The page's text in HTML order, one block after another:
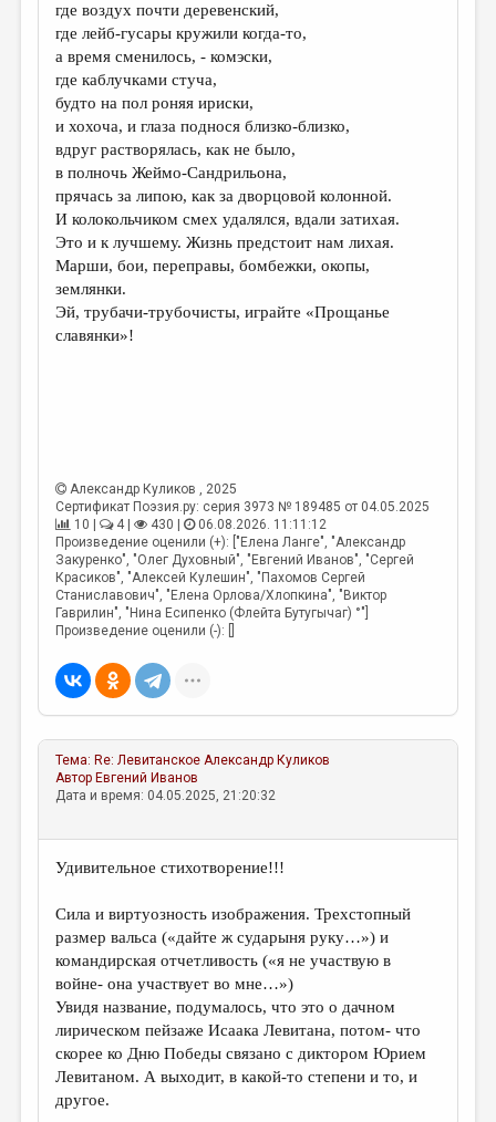
РЕДКОЛЛЕГИЯ
ОТ РЕДАКЦИИ
МАЛАЯ ПРОЗА
ЭССЕИСТИКА
ЛИТЕРАТУРОВЕДЕНИЕ
КУЛЬТУРОВЕДЕНИЕ
ПУБЛИЦИСТИКА
РЕЦЕНЗИРОВАНИЕ
ЦИКЛЫ ПУБЛИКАЦИЙ
где воздух почти деревенский,
где лейб-гусары кружили когда-то,
а время сменилось, - комэски,
где каблучками стуча,
будто на пол роняя ириски,
и хохоча, и глаза поднося близко-близко,
вдруг растворялась, как не было,
в полночь Жеймо-Сандрильона,
прячась за липою, как за дворцовой колонной.
И колокольчиком смех удалялся, вдали затихая.
Это и к лучшему. Жизнь предстоит нам лихая.
Марши, бои, переправы, бомбежки, окопы,
землянки.
Эй, трубачи-трубочисты, играйте «Прощанье
славянки»!
Александр Куликов , 2025
Сертификат Поэзия.ру: серия 3973 № 189485 от 04.05.2025
10 |
4 | 430 |
06.08.2026. 11:11:12
Произведение оценили (+): ["Елена Ланге", "Александр
Закуренко", "Олег Духовный", "Евгений Иванов", "Сергей
Красиков", "Алексей Кулешин", "Пахомов Сергей
Станиславович", "Елена Орлова/Хлопкина", "Виктор
Гаврилин", "Нина Есипенко (Флейта Бутугычаг) °"]
Произведение оценили (-): []
Тема: Re: ЛевитанскоеАлександр Куликов
Автор Евгений Иванов
Дата и время: 04.05.2025, 21:20:32
Удивительное стихотворение!!!
Сила и виртуозность изображения. Трехстопный
размер вальса («дайте ж сударыня руку…») и
командирская отчетливость («я не участвую в
войне- она участвует во мне…»)
Увидя название, подумалось, что это о дачном
лирическом пейзаже Исаака Левитана, потом- что
скорее ко Дню Победы связано с диктором Юрием
Левитаном. А выходит, в какой-то степени и то, и
другое.